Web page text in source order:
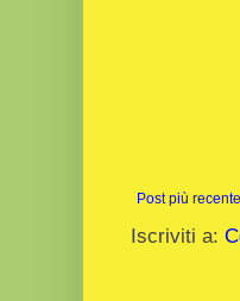
Post più recente
Iscriviti a: